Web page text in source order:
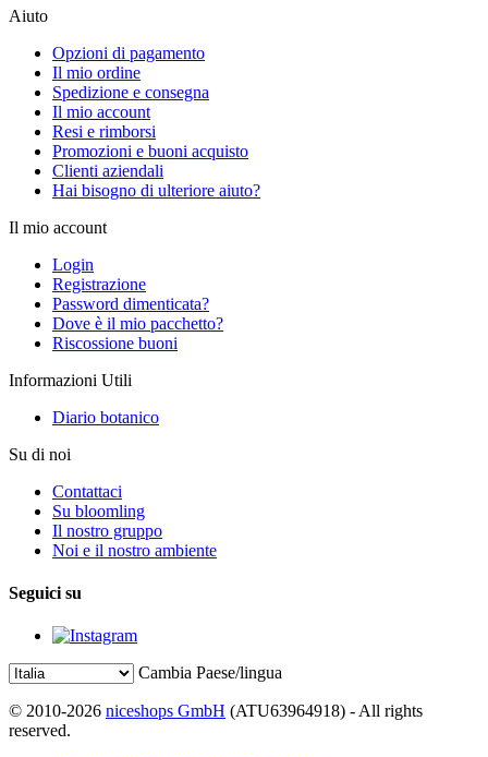
Aiuto
Opzioni di pagamento
Il mio ordine
Spedizione e consegna
Il mio account
Resi e rimborsi
Promozioni e buoni acquisto
Clienti aziendali
Hai bisogno di ulteriore aiuto?
Il mio account
Login
Registrazione
Password dimenticata?
Dove è il mio pacchetto?
Riscossione buoni
Informazioni Utili
Diario botanico
Su di noi
Contattaci
Su bloomling
Il nostro gruppo
Noi e il nostro ambiente
Seguici su
Cambia Paese/lingua
© 2010-2026 niceshops GmbH (ATU63964918) - All rights
reserved.